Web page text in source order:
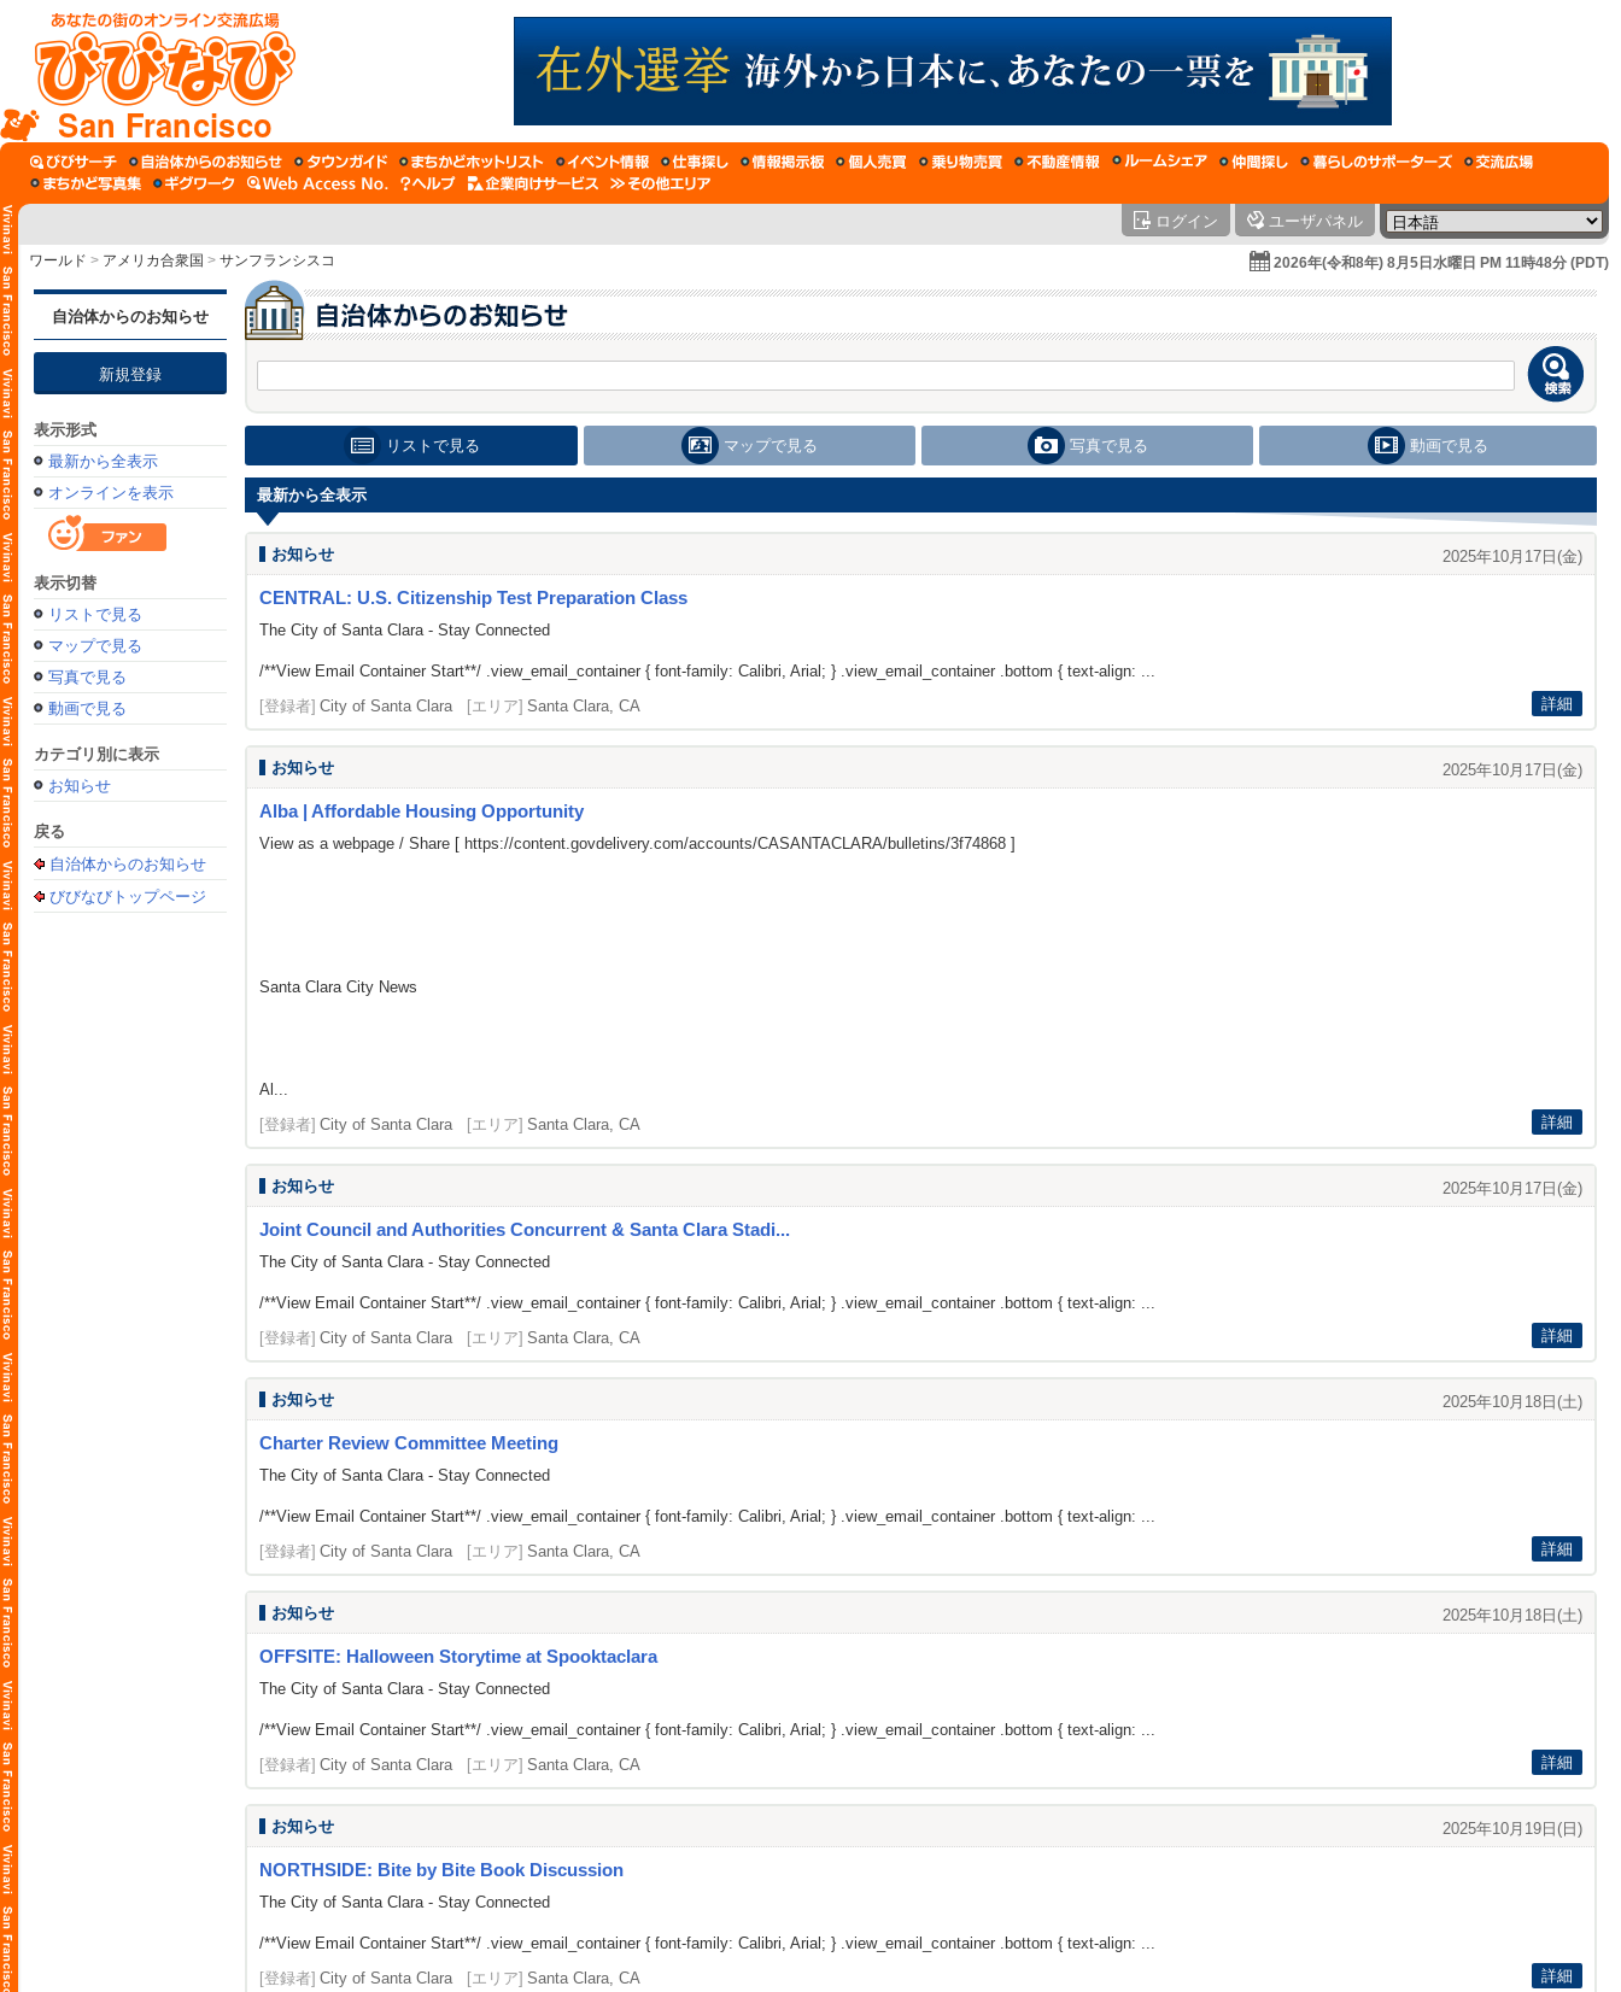
San Francisco
ログイン ユーザパネル
ワールド > アメリカ合衆国 > サンフランシスコ 2026年(令和8年) 8月5日水曜日 PM 11時48分 (PDT)
自治体からのお知らせ
新規登録
表示形式
最新から全表示
オンラインを表示
表示切替
リストで見る
マップで見る
写真で見る
動画で見る
カテゴリ別に表示
お知らせ
戻る
自治体からのお知らせ
びびなびトップページ
リストで見る マップで見る 写真で見る 動画で見る
最新から全表示
お知らせ 2025年10月17日(金)
CENTRAL: U.S. Citizenship Test Preparation Class
The City of Santa Clara - Stay Connected
/**View Email Container Start**/ .view_email_container { font-family: Calibri, Arial; } .view_email_container .bottom { text-align: ...
[登録者] City of Santa Clara [エリア] Santa Clara, CA 詳細
お知らせ 2025年10月17日(金)
Alba | Affordable Housing Opportunity
View as a webpage / Share [ https://content.govdelivery.com/accounts/CASANTACLARA/bulletins/3f74868 ]
Santa Clara City News
Al...
[登録者] City of Santa Clara [エリア] Santa Clara, CA 詳細
お知らせ 2025年10月17日(金)
Joint Council and Authorities Concurrent & Santa Clara Stadi...
The City of Santa Clara - Stay Connected
/**View Email Container Start**/ .view_email_container { font-family: Calibri, Arial; } .view_email_container .bottom { text-align: ...
[登録者] City of Santa Clara [エリア] Santa Clara, CA 詳細
お知らせ 2025年10月18日(土)
Charter Review Committee Meeting
The City of Santa Clara - Stay Connected
/**View Email Container Start**/ .view_email_container { font-family: Calibri, Arial; } .view_email_container .bottom { text-align: ...
[登録者] City of Santa Clara [エリア] Santa Clara, CA 詳細
お知らせ 2025年10月18日(土)
OFFSITE: Halloween Storytime at Spooktaclara
The City of Santa Clara - Stay Connected
/**View Email Container Start**/ .view_email_container { font-family: Calibri, Arial; } .view_email_container .bottom { text-align: ...
[登録者] City of Santa Clara [エリア] Santa Clara, CA 詳細
お知らせ 2025年10月19日(日)
NORTHSIDE: Bite by Bite Book Discussion
The City of Santa Clara - Stay Connected
/**View Email Container Start**/ .view_email_container { font-family: Calibri, Arial; } .view_email_container .bottom { text-align: ...
[登録者] City of Santa Clara [エリア] Santa Clara, CA 詳細